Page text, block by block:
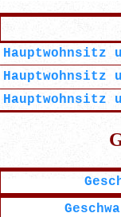
Hauptwohnsitz
Hauptwohnsitz
Hauptwohnsitz